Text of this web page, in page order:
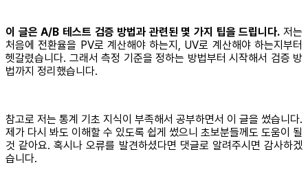
이 글은 A/B 테스트 검증 방법과 관련된 몇 가지 팁을 드립니다. 저는
처음에 전환율을 PV로 계산해야 하는지, UV로 계산해야 하는지부터
헷갈렸습니다. 그래서 측정 기준을 정하는 방법부터 시작해서 검증 방
법까지 정리했습니다.
참고로 저는 통계 기초 지식이 부족해서 공부하면서 이 글을 썼습니다.
제가 다시 봐도 이해할 수 있도록 쉽게 썼으니 초보분들께도 도움이 될
것 같아요. 혹시나 오류를 발견하셨다면 댓글로 알려주시면 감사하겠
습니다.